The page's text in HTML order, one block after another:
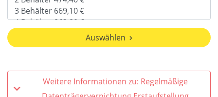
Auswählen
Weitere Informationen zu: Regelmäßige